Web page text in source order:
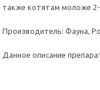
также котятам моложе 2-
Производитель: Фауна,
Данное описание